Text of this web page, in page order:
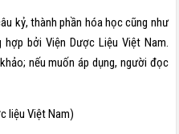
kỷ, thành phần hóa học cũng như
bởi Viện Dược Liệu Việt Nam.
nếu muốn áp dụng, người đọc
liệu Việt Nam)